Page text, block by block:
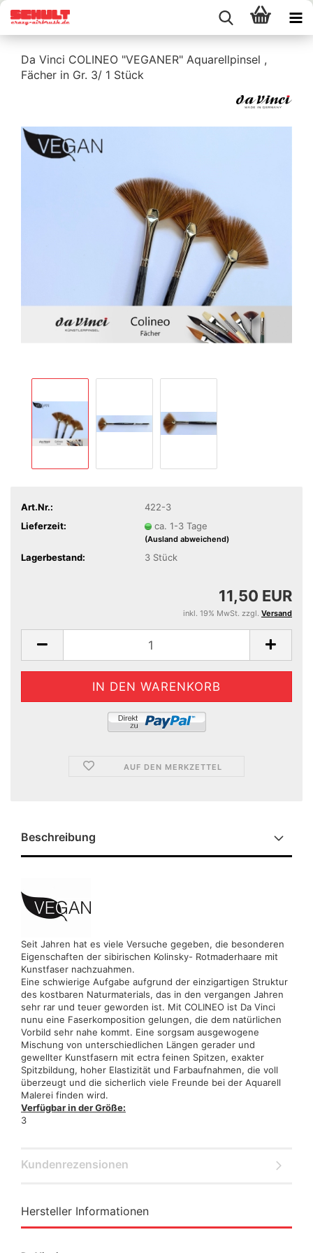
Da Vinci COLINEO "VEGANER" Aquarellpinsel ,
Fächer in Gr. 3/ 1 Stück
Art.Nr.:
422-3
Lieferzeit:
ca. 1-3 Tage
(Ausland abweichend)
Lagerbestand: 3 Stück
11,50 EUR
inkl. 19% MwSt. zzgl. Versand
AUF DEN MERKZETTEL
Beschreibung
Seit Jahren hat es viele Versuche gegeben, die besonderen
Eigenschaften der sibirischen Kolinsky- Rotmaderhaare mit
Kunstfaser nachzuahmen.
Eine schwierige Aufgabe aufgrund der einzigartigen Struktur
des kostbaren Naturmaterials, das in den vergangen Jahren
sehr rar und teuer geworden ist. Mit COLINEO ist Da Vinci
nunu eine Faserkomposition gelungen, die dem natürlichen
Vorbild sehr nahe kommt. Eine sorgsam ausgewogene
Mischung von unterschiedlichen Längen gerader und
gewellter Kunstfasern mit ectra feinen Spitzen, exakter
Spitzbildung, hoher Elastizität und Farbaufnahmen, die voll
überzeugt und die sicherlich viele Freunde bei der Aquarell
Malerei finden wird.
Verfügbar in der Größe:
3
Kundenrezensionen
Hersteller Informationen